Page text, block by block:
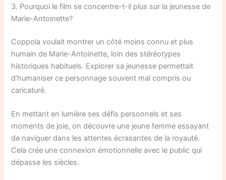
3. Pourquoi le film se concentre-t-il plus sur la jeunesse de
Marie-Antoinette?
Coppola voulait montrer un côté moins connu et plus
humain de Marie-Antoinette, loin des stéréotypes
historiques habituels. Explorer sa jeunesse permettait
d’humaniser ce personnage souvent mal compris ou
caricaturé.
En mettant en lumière ses défis personnels et ses
moments de joie, on découvre une jeune femme essayant
de naviguer dans les attentes écrasantes de la royauté.
Cela crée une connexion émotionnelle avec le public qui
dépasse les siècles.